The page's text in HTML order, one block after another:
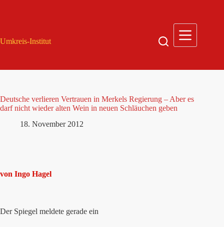
Umkreis-Institut
Deutsche verlieren Vertrauen in Merkels Regierung – Aber es
darf nicht wieder alten Wein in neuen Schläuchen geben
18. November 2012
von Ingo Hagel
Der Spiegel meldete gerade ein